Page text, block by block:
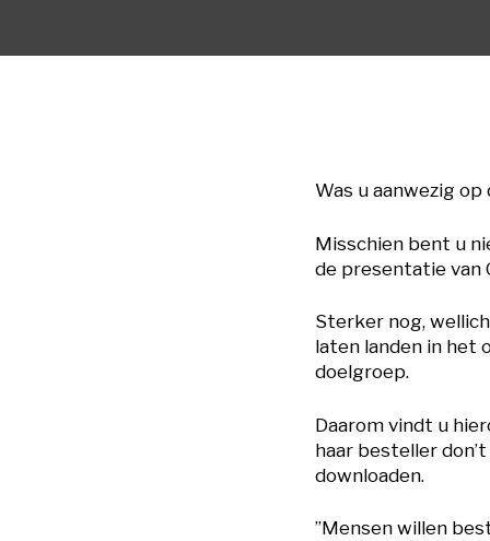
Was u aanwezig
Misschien bent u
de presentatie van
Sterker nog,
laten landen in het
doelgroep.
Daarom vindt u
haar besteller
downloaden.
”Mensen willen